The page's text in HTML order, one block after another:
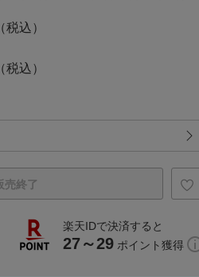
（税込）
（税込）
売終了
楽天IDで決済すると
27～29 ポイント獲得